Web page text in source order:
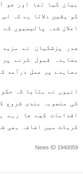
بیان کیا تھا اور جو
کو یقین دلاتا ہے کہ
اعلان شدہ پالیسیوں
صدر پزشکیان نے
معاہدہ قبول کرنے
معاہدے پر عمل درآمد
انہوں نے بتایا کہ
کی منصوبہ بندی شروع
اقدامات کیے جا رہے
کریڈٹ میں اضافہ بھی
News ID 1940059